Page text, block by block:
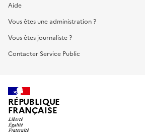
Aide
Vous êtes une administration ?
Vous êtes journaliste ?
Contacter Service Public
RÉPUBLIQUE
FRANÇAISE